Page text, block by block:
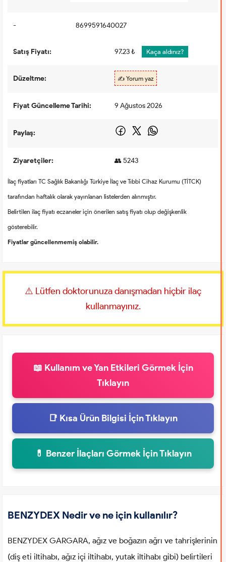
- 8699591640027
Satış Fiyatı: 97.23 ₺ Kaça aldınız?
Düzeltme: ✍️ Yorum yaz
Fiyat Güncelleme Tarihi: 9 Ağustos 2026
Paylaş:
Ziyaretçiler: 👥 5243
İlaç fiyatları TC Sağlık Bakanlığı Türkiye İlaç ve Tıbbi Cihaz Kurumu (TİTCK)
tarafından haftalık olarak yayınlanan listelerden alınmıştır.
Belirtilen ilaç fiyatı eczaneler için önerilen satış fiyatı olup değişkenlik
gösterebilir.
Fiyatlar güncellenmemiş olabilir.
⚠️ Lütfen doktorunuza danışmadan hiçbir ilaç
kullanmayınız.
📖 Kullanım ve Yan Etkileri Görmek İçin
Tıklayın
📑 Kısa Ürün Bilgisi İçin Tıklayın
💊 Benzer İlaçları Görmek İçin Tıklayın
BENZYDEX Nedir ve ne için kullanılır?
BENZYDEX GARGARA, ağız ve boğazın ağrı ve tahrişlerinin
(diş eti iltihabı, ağız içi iltihabı, yutak iltihabı gibi) belirtileri